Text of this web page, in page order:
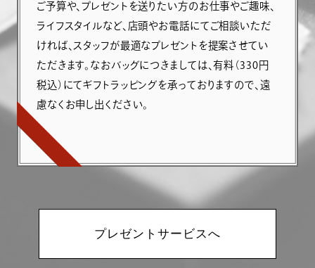
ご予算や、プレゼントを送りたい方のお仕事やご趣味、
ライフスタイルなど、店頭やお電話にてご相談いただ
ければ、スタッフが最適なプレゼントを提案させてい
ただきます。なおバッグにつきましては、有料（330円
税込）にてギフトラッピングを承っておりますので、遠
慮なくお申し出ください。
プレゼントサービスへ